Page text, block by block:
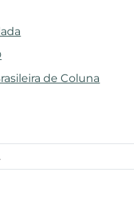
de Coluna